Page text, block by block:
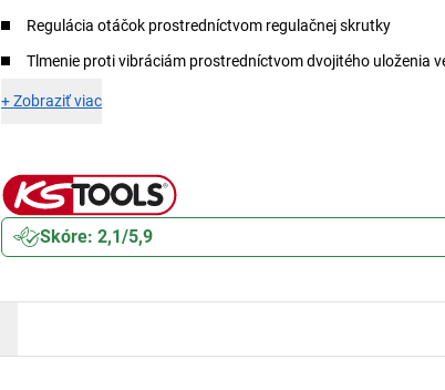
Regulácia otáčok prostredníctvom regulačnej skrutky
Tlmenie proti vibráciám prostredníctvom dvojitého uloženia
+Zobraziť viac
Skóre: 2,1/5,9